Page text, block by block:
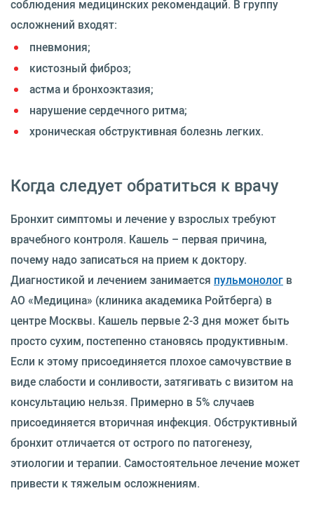
соблюдения медицинских рекомендаций. В группу
осложнений входят:
пневмония;
кистозный фиброз;
астма и бронхоэктазия;
нарушение сердечного ритма;
хроническая обструктивная болезнь легких.
Когда следует обратиться к врачу
Бронхит симптомы и лечение у взрослых требуют
врачебного контроля. Кашель – первая причина,
почему надо записаться на прием к доктору.
Диагностикой и лечением занимается пульмонолог в
АО «Медицина» (клиника академика Ройтберга) в
центре Москвы. Кашель первые 2-3 дня может быть
просто сухим, постепенно становясь продуктивным.
Если к этому присоединяется плохое самочувствие в
виде слабости и сонливости, затягивать с визитом на
консультацию нельзя. Примерно в 5% случаев
присоединяется вторичная инфекция. Обструктивный
бронхит отличается от острого по патогенезу,
этиологии и терапии. Самостоятельное лечение может
привести к тяжелым осложнениям.